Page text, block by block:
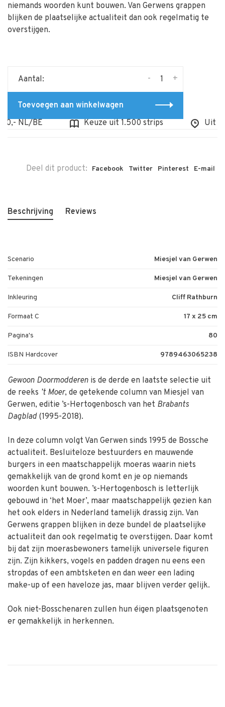
niemands woorden kunt bouwen. Van Gerwens grappen
blijken de plaatselijke actualiteit dan ook regelmatig te
overstijgen.
Aantal: +
-
Toevoegen aan winkelwagen
NL/BE
Keuze uit 1.500 strips Uit
Deel dit product: Facebook Twitter Pinterest E-mail
Beschrijving Reviews
Scenario Miesjel van Gerwen
Tekeningen Miesjel van Gerwen
Inkleuring Cliff Rathburn
Formaat C 17 x 25 cm
Pagina's 80
ISBN Hardcover 9789463065238
Gewoon Doormodderen is de derde en laatste selectie uit
de reeks ’t Moer, de getekende column van Miesjel van
Gerwen, editie ’s-Hertogenbosch van het Brabants
Dagblad(1995-2018).
In deze column volgt Van Gerwen sinds 1995 de Bossche
actualiteit. Besluiteloze bestuurders en mauwende
burgers in een maatschappelijk moeras waarin niets
gemakkelijk van de grond komt en je op niemands
woorden kunt bouwen. ’s-Hertogenbosch is letterlijk
gebouwd in ‘het Moer’, maar maatschappelijk gezien kan
het ook elders in Nederland tamelijk drassig zijn. Van
Gerwens grappen blijken in deze bundel de plaatselijke
actualiteit dan ook regelmatig te overstijgen. Daar komt
bij dat zijn moerasbewoners tamelijk universele figuren
zijn. Zijn kikkers, vogels en padden dragen nu eens een
stropdas of een ambtsketen en dan weer een lading
make-up of een haveloze jas, maar blijven verder gelijk.
Ook niet-Bosschenaren zullen hun éigen plaatsgenoten
er gemakkelijk in herkennen.